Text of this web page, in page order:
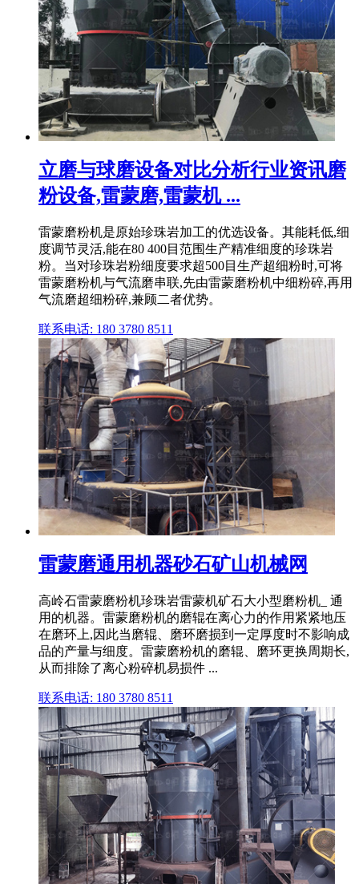
立磨与球磨设备对比分析行业资讯磨
粉设备,雷蒙磨,雷蒙机 ...
雷蒙磨粉机是原始珍珠岩加工的优选设备。其能耗低,细
度调节灵活,能在80 400目范围生产精准细度的珍珠岩
粉。当对珍珠岩粉细度要求超500目生产超细粉时,可将
雷蒙磨粉机与气流磨串联,先由雷蒙磨粉机中细粉碎,再用
气流磨超细粉碎,兼顾二者优势。
联系电话: 180 3780 8511
雷蒙磨通用机器砂石矿山机械网
高岭石雷蒙磨粉机珍珠岩雷蒙机矿石大小型磨粉机_ 通
用的机器。雷蒙磨粉机的磨辊在离心力的作用紧紧地压
在磨环上,因此当磨辊、磨环磨损到一定厚度时不影响成
品的产量与细度。雷蒙磨粉机的磨辊、磨环更换周期长,
从而排除了离心粉碎机易损件 ...
联系电话: 180 3780 8511